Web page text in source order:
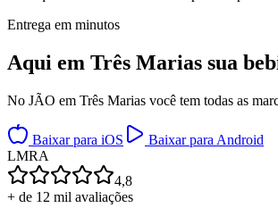
Entrega em minutos
Aqui em Três Marias sua
No JÃO em Três Marias você tem todas as
Baixar para iOS
Baixar para Android
LMRA
4,8
+ de 12 mil avaliações